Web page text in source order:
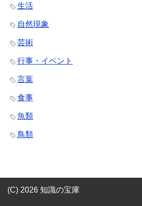
生活
自然現象
芸術
行事・イベント
言葉
食事
魚類
鳥類
(C) 2026 知識の宝庫